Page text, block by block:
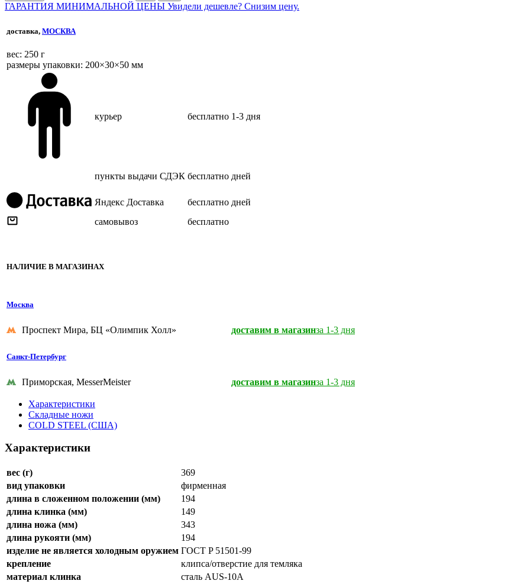
ГАРАНТИЯ МИНИМАЛЬНОЙ ЦЕНЫ Увидели дешевле? Снизим цену.
доставка, МОСКВА
веc: 250 г
размеры упаковки: 200×30×50 мм
курьер бесплатно 1-3 дня
пункты выдачи СДЭК бесплатно дней
Яндекс Доставка бесплатно дней
самовывоз
бесплатно
НАЛИЧИЕ В МАГАЗИНАХ
Москва
Проспект Мира, БЦ «Олимпик Холл» доставим в магазинза 1-3 дня
Санкт-Петербург
Приморская, MesserMeister доставим в магазинза 1-3 дня
Характеристики
Складные ножи
COLD STEEL (США)
Характеристики
вес (г)
369
вид упаковки
фирменная
длина в сложенном положении (мм)
194
длина клинка (мм)
149
длина ножа (мм)
343
длина рукояти (мм)
194
изделие не является холодным оружием ГОСТ P 51501-99
крепление
клипса/отверстие для темляка
материал клинка
сталь AUS-10A